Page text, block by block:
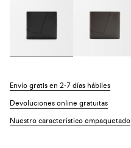
Envío gratis en 2-7 días hábiles
Devoluciones online gratuitas
Nuestro característico empaquetado